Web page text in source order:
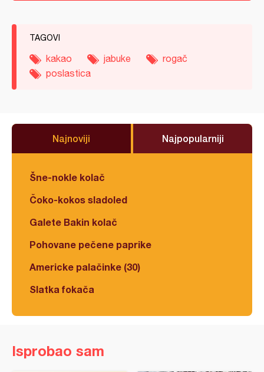
TAGOVI
kakao jabuke
rogač
poslastica
Najnoviji Najpopularniji
Šne-nokle kolač
Čoko-kokos sladoled
Galete Bakin kolač
Pohovane pečene paprike
Americke palačinke (30)
Slatka fokača
Isprobao sam